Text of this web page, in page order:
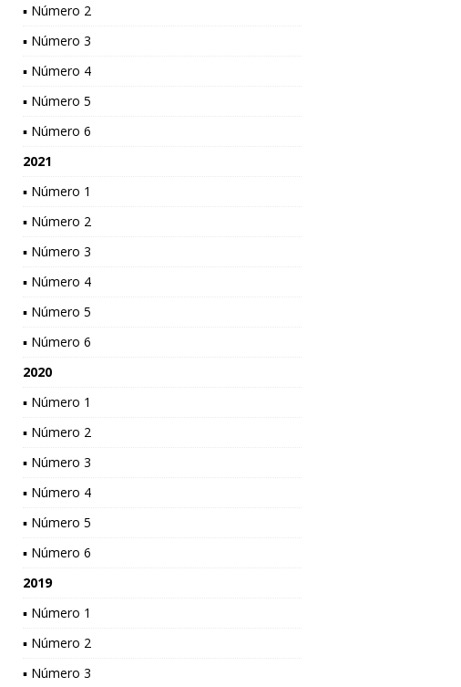
▪ Número 2
▪ Número 3
▪ Número 4
▪ Número 5
▪ Número 6
2021
▪ Número 1
▪ Número 2
▪ Número 3
▪ Número 4
▪ Número 5
▪ Número 6
2020
▪ Número 1
▪ Número 2
▪ Número 3
▪ Número 4
▪ Número 5
▪ Número 6
2019
▪ Número 1
▪ Número 2
▪ Número 3